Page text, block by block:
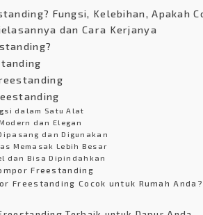
Fungsi, Kelebihan, Apakah
dan Cara Kerjanya
dalam Satu Alat
dan Elegan
dan Digunakan
Memasak Lebih Besar
dan Bisa Dipindahkan
Freestanding
Freestanding Cocok untuk Rumah Anda?